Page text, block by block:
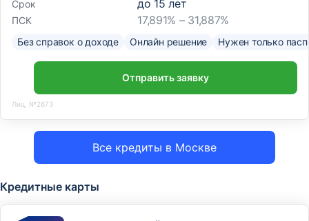
Все кредиты в Москве
Срок до 15 лет
ПСК 17,891% – 31,887%
Без справок о доходе Онлайн решение Нужен только
Отправить заявку
Лиц. №2673
Кредитные карты